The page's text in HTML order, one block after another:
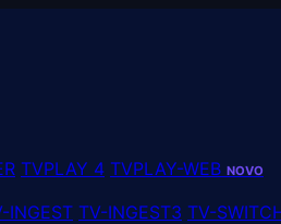
TVPLAY 4 TVPLAY-WEB NOVO
INGEST TV-INGEST3 TV-